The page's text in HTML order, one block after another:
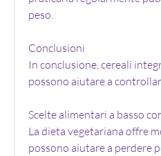
peso.
Conclusioni
In conclusione, cereali
possono aiutare a
Scelte alimentari a basso
La dieta vegetariana offre
possono aiutare a perdere